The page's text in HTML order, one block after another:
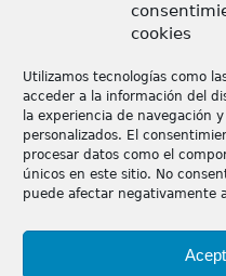
cookies
Utilizamos tecnologías como
acceder a la información del
la experiencia de navegación
personalizados. El
procesar datos como el
únicos en este sitio. No
puede afectar negativamente
Tiendas online de